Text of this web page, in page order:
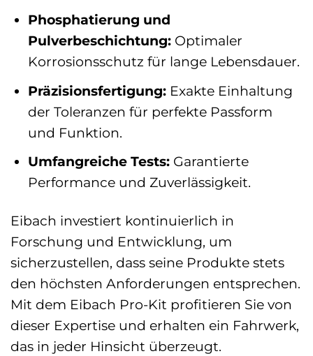
Phosphatierung und
Pulverbeschichtung:Optimaler
Korrosionsschutz für lange Lebensdauer.
Präzisionsfertigung:Exakte Einhaltung
der Toleranzen für perfekte Passform
und Funktion.
Umfangreiche Tests:Garantierte
Performance und Zuverlässigkeit.
Eibach investiert kontinuierlich in
Forschung und Entwicklung, um
sicherzustellen, dass seine Produkte stets
den höchsten Anforderungen entsprechen.
Mit dem Eibach Pro-Kit profitieren Sie von
dieser Expertise und erhalten ein Fahrwerk,
das in jeder Hinsicht überzeugt.